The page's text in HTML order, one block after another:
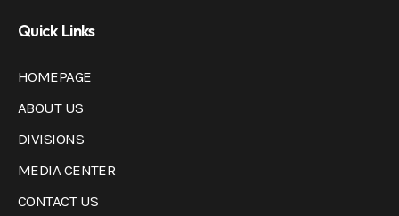
Quick Links
HOMEPAGE
ABOUT US
DIVISIONS
MEDIA CENTER
CONTACT US